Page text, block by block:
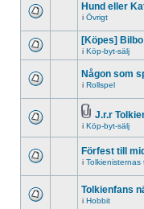
Hund eller
i Övrigt
[Köpes]
i Köp-byt-sälj
Någon som
i Rollspel
J.r.r
i Köp-byt-sälj
Förfest till
i Tolkienisternas
Tolkienfans
i Hobbit